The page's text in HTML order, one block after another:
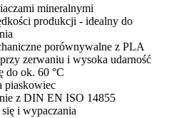
mineralnymi
produkcji - idealny do
porównywalne z PLA
zerwaniu i wysoka udarność
do ok. 60 °C
piaskowiec
z DIN EN ISO 14855
i wypaczania